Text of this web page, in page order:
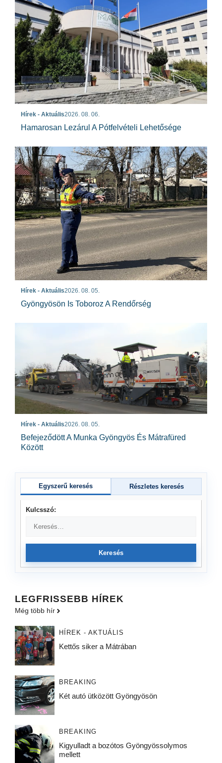
Hírek - Aktuális2026. 08. 06.
Hamarosan Lezárul A Pótfelvételi Lehetősége
Hírek - Aktuális2026. 08. 05.
Gyöngyösön Is Toboroz A Rendőrség
Hírek - Aktuális2026. 08. 05.
Befejeződött A Munka Gyöngyös És Mátrafüred
Között
Egyszerű keresés Részletes keresés
Kulcsszó:
Keresés
LEGFRISSEBB HÍREK
Még több hír
HÍREK - AKTUÁLIS
Kettős siker a Mátrában
BREAKING
Két autó ütközött Gyöngyösön
BREAKING
Kigyulladt a bozótos Gyöngyössolymos
mellett